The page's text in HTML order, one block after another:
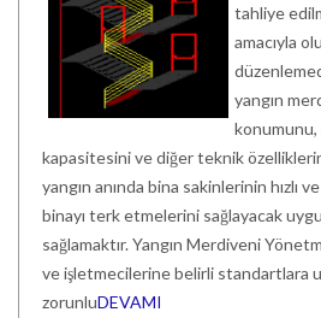
tahliye
amacıyla
yangın
konumunu,
kapasitesini ve diğer teknik
yangın anında bina sakinlerinin hızlı
binayı terk etmelerini sağlayacak
sağlamaktır. Yangın Merdiveni
ve işletmecilerine belirli standartlara
zorunluDEVAMI